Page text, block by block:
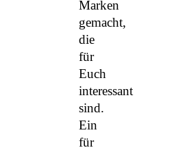
Marken
gemacht,
die
für
Euch
interessant
sind.
Ein
für